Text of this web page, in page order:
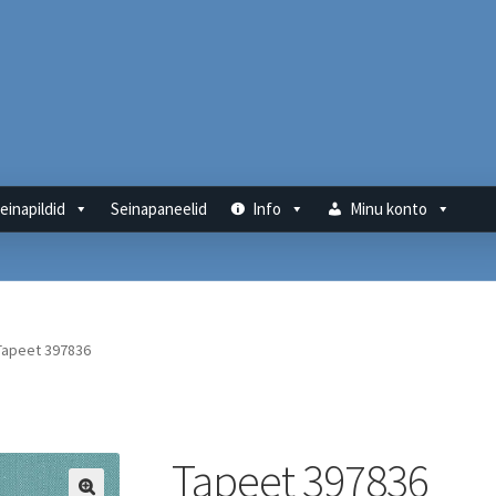
Seinapaneelid Info Minu konto
397836
Tapeet 397836